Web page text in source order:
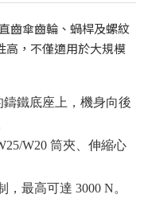
齒傘齒輪、蝸桿及螺紋
高，不僅適用於大規模
鐵底座上，機身向後
W20 筒夾、伸縮心
最高可達 3000 N。